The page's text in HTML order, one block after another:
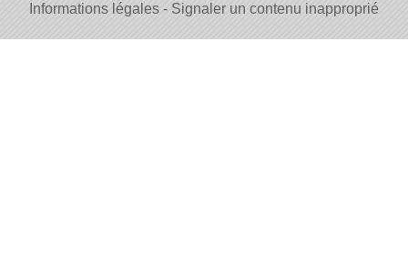
Informations légales
Signaler un contenu inapproprié